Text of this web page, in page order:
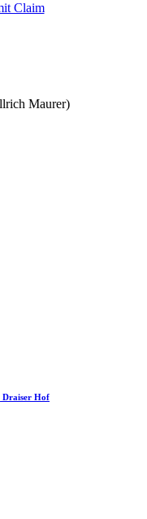
Draiser Hof